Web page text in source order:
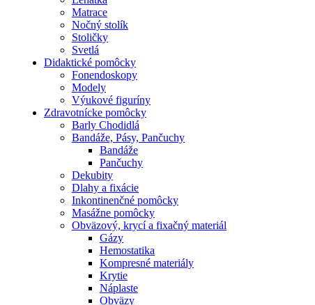
Matrace
Nočný stolík
Stoličky
Svetlá
Didaktické pomôcky
Fonendoskopy
Modely
Výukové figuríny
Zdravotnícke pomôcky
Barly Chodidlá
Bandáže, Pásy, Pančuchy
Bandáže
Pančuchy
Dekubity
Dlahy a fixácie
Inkontinenčné pomôcky
Masážne pomôcky
Obväzový, krycí a fixačný materiál
Gázy
Hemostatika
Kompresné materiály
Krytie
Náplaste
Obväzy